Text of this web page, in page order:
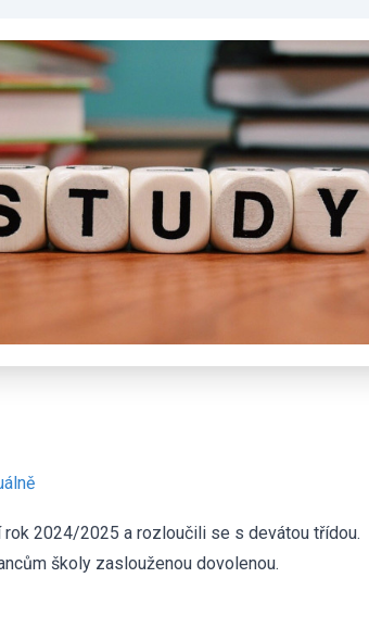
2024/2025 a rozloučili se s devátou třídou.
školy zaslouženou dovolenou.